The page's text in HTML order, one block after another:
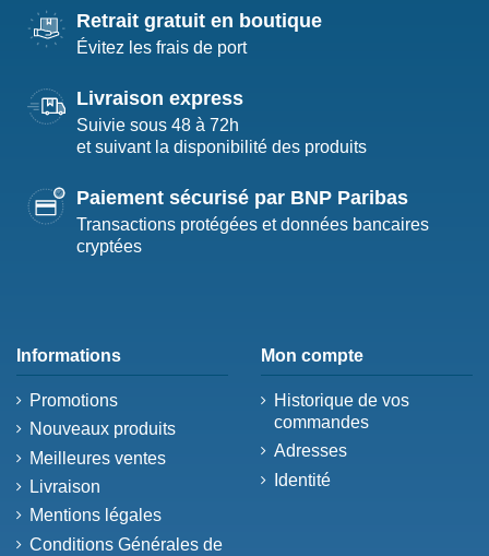
Retrait gratuit en boutique
Évitez les frais de port
Livraison express
Suivie sous 48 à 72h
et suivant la disponibilité des produits
Paiement sécurisé par BNP Paribas
Transactions protégées et données bancaires
cryptées
Informations
Promotions
Nouveaux produits
Meilleures ventes
Livraison
Mentions légales
Conditions Générales de
Mon compte
Historique de vos
commandes
Adresses
Identité